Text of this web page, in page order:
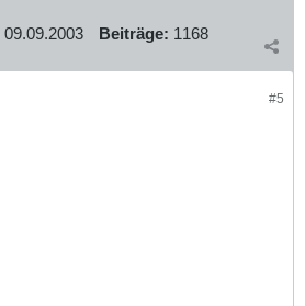
09.09.2003 Beiträge: 1168
#5